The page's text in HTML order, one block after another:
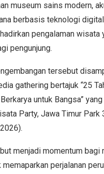
museum sains modern,
berbasis teknologi
pengalaman wisata
pengunjung.
tersebut
gathering bertajuk “25
untuk Bangsa”
Party, Jawa Timur Park
menjadi momentum bagi
memaparkan perjalanan